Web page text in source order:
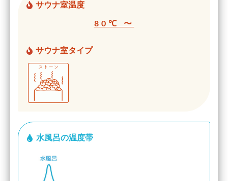
サウナ室温度
80℃ 〜
サウナ室タイプ
水風呂の温度帯